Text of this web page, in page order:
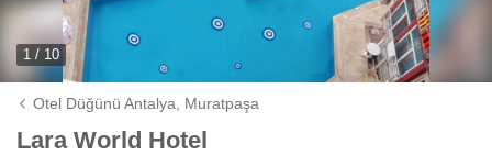
1 / 10
Otel Düğünü Antalya, Muratpaşa
Lara World Hotel